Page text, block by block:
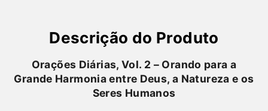
Descrição do Produto
Orações Diárias, Vol. 2 – Orando para a
Grande Harmonia entre Deus, a Natureza e os
Seres Humanos